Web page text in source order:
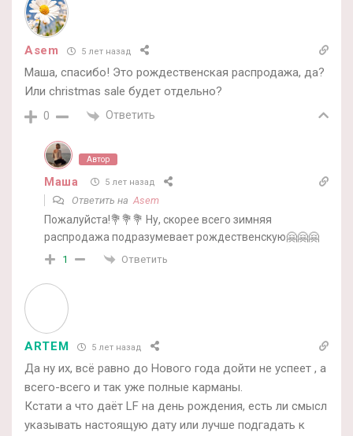
Asem 5 лет назад
Маша, спасибо! Это рождественская распродажа, да?
Или christmas sale будет отдельно?
0 Ответить
Автор
Маша 5 лет назад
Ответить на Asem
Пожалуйста!💐💐💐 Ну, скорее всего зимняя
распродажа подразумевает рождественскую🤗🤗🤗
1 Ответить
ARTEM 5 лет назад
Да ну их, всё равно до Нового года дойти не успеет , а
всего-всего и так уже полные карманы.
Кстати а что даёт LF на день рождения, есть ли смысл
указывать настоящую дату или лучше подгадать к